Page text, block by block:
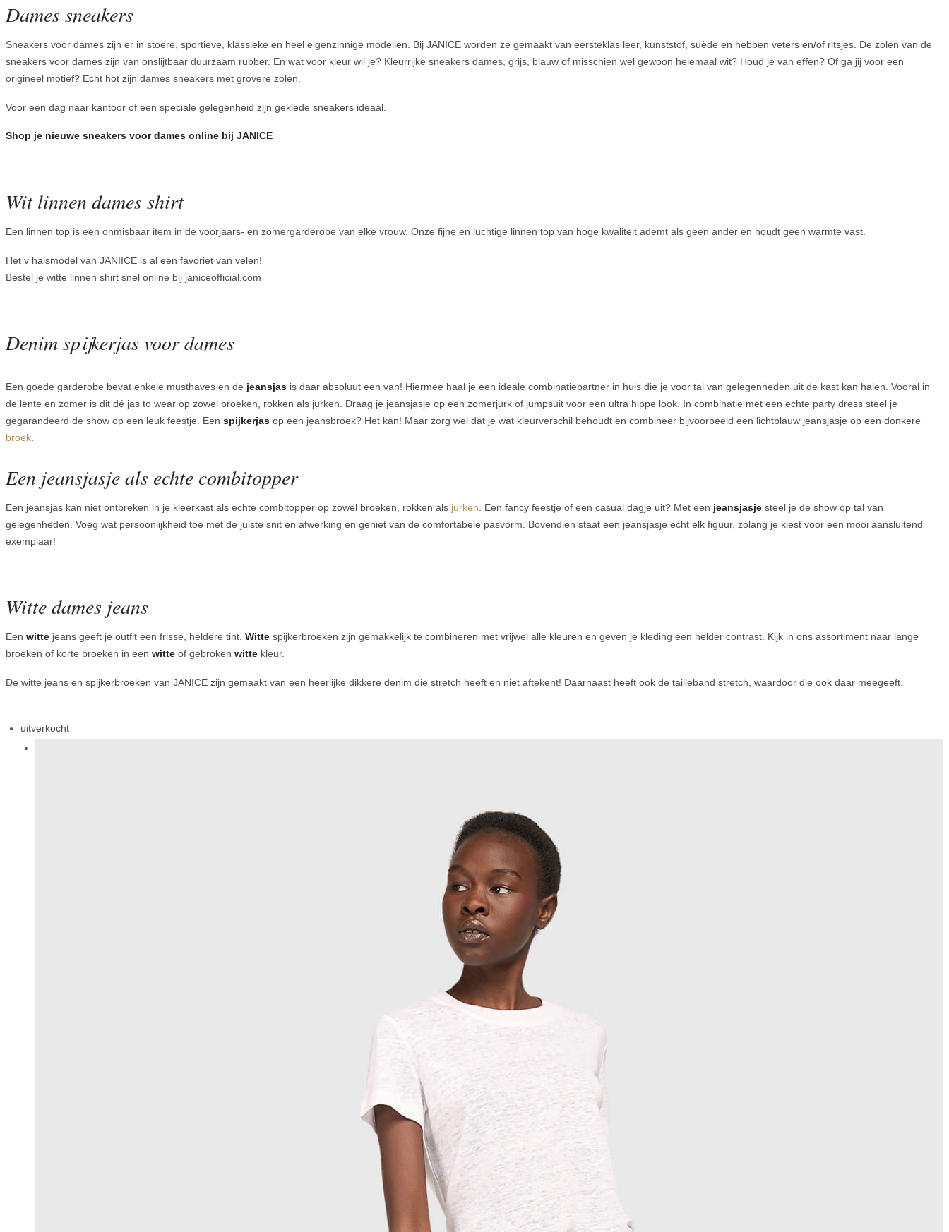
Dames sneakers
Sneakers voor dames zijn er in stoere, sportieve, klassieke en heel eigenzinnige modellen. Bij JANICE worden ze gemaakt van eersteklas leer, kunststof, suède en hebben veters en/of ritsjes. De zolen van de
sneakers voor dames zijn van onslijtbaar duurzaam rubber. En wat voor kleur wil je? Kleurrijke sneakers dames, grijs, blauw of misschien wel gewoon helemaal wit? Houd je van effen? Of ga jij voor een
origineel motief? Echt hot zijn dames sneakers met grovere zolen.
Voor een dag naar kantoor of een speciale gelegenheid zijn geklede sneakers ideaal.
Shop je nieuwe sneakers voor dames online bij JANICE
Wit linnen dames shirt
Een linnen top is een onmisbaar item in de voorjaars- en zomergarderobe van elke vrouw. Onze fijne en luchtige linnen top van hoge kwaliteit ademt als geen ander en houdt geen warmte vast.
Het v halsmodel van JANIICE is al een favoriet van velen!
Bestel je witte linnen shirt snel online bij janiceofficial.com
Denim spijkerjas voor dames
Een goede garderobe bevat enkele musthaves en de jeansjas is daar absoluut een van! Hiermee haal je een ideale combinatiepartner in huis die je voor tal van gelegenheden uit de kast kan halen. Vooral in
de lente en zomer is dit dé jas to wear op zowel broeken, rokken als jurken. Draag je jeansjasje op een zomerjurk of jumpsuit voor een ultra hippe look. In combinatie met een echte party dress steel je
gegarandeerd de show op een leuk feestje. Een spijkerjas op een jeansbroek? Het kan! Maar zorg wel dat je wat kleurverschil behoudt en combineer bijvoorbeeld een lichtblauw jeansjasje op een donkere
broek
Een jeansjasje als echte combitopper
Een jeansjas kan niet ontbreken in je kleerkast als echte combitopper op zowel broeken, rokken als jurken . Een fancy feestje of een casual dagje uit? Met een jeansjasje steel je de show op tal van
gelegenheden. Voeg wat persoonlijkheid toe met de juiste snit en afwerking en geniet van de comfortabele pasvorm. Bovendien staat een jeansjasje echt elk figuur, zolang je kiest voor een mooi aansluitend
exemplaar!
Witte dames jeans
Een witte jeans geeft je outfit een frisse, heldere tint. Witte spijkerbroeken zijn gemakkelijk te combineren met vrijwel alle kleuren en geven je kleding een helder contrast. Kijk in ons assortiment naar lange
broeken of korte broeken in een witte of gebroken witte kleur.
De witte jeans en spijkerbroeken van JANICE zijn gemaakt van een heerlijke dikkere denim die stretch heeft en niet aftekent! Daarnaast heeft ook de tailleband stretch, waardoor die ook daar meegeeft.
uitverkocht